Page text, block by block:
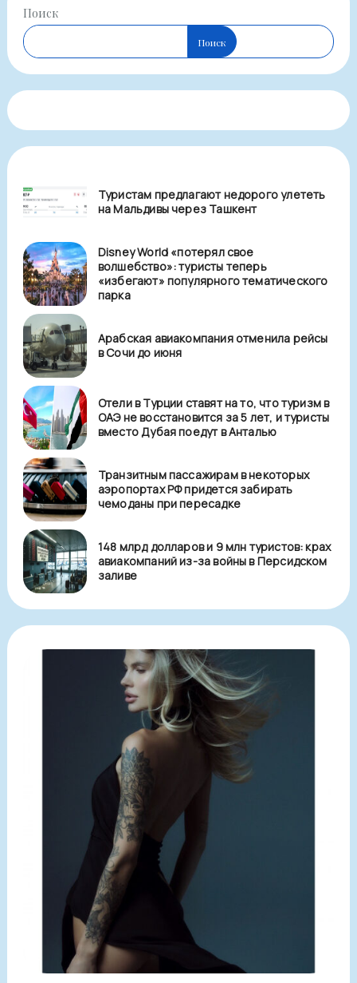
Поиск
Поиск
Туристам предлагают недорого улететь
на Мальдивы через Ташкент
Disney World «потерял свое
волшебство»: туристы теперь
«избегают» популярного тематического
парка
Арабская авиакомпания отменила рейсы
в Сочи до июня
Отели в Турции ставят на то, что туризм в
ОАЭ не восстановится за 5 лет, и туристы
вместо Дубая поедут в Анталью
Транзитным пассажирам в некоторых
аэропортах РФ придется забирать
чемоданы при пересадке
148 млрд долларов и 9 млн туристов: крах
авиакомпаний из-за войны в Персидском
заливе